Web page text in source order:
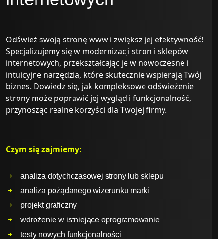
Odśwież swoją stronę www i zwiększ jej efektywność!
Specjalizujemy się w modernizacji stron i sklepów
internetowych, przekształcając je w nowoczesne i
intuicyjne narzędzia, które skutecznie wspierają Twój
biznes. Dowiedz się, jak kompleksowe odświeżenie
strony może poprawić jej wygląd i funkcjonalność,
przynosząc realne korzyści dla Twojej firmy.
Czym się zajmiemy:
analiza dotychczasowej strony lub sklepu
analiza pożądanego wizerunku marki
projekt graficzny
wdrożenie w istniejące oprogramowanie
testy nowych funkcjonalności